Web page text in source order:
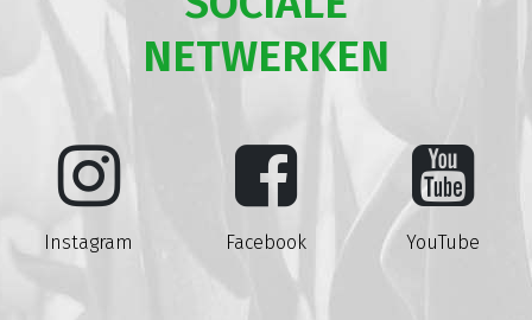
NETWERKEN
Instagram Facebook YouTube